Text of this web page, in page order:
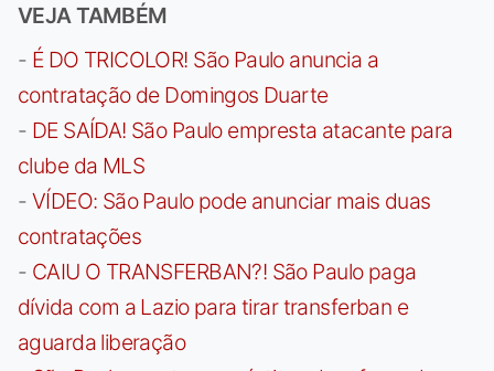
VEJA TAMBÉM
- É DO TRICOLOR! São Paulo anuncia a
contratação de Domingos Duarte
- DE SAÍDA! São Paulo empresta atacante para
clube da MLS
- VÍDEO: São Paulo pode anunciar mais duas
contratações
- CAIU O TRANSFERBAN?! São Paulo paga
dívida com a Lazio para tirar transferban e
aguarda liberação